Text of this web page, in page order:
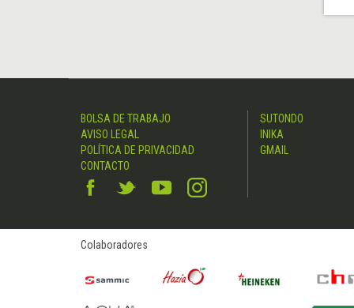
BOLSA DE TRABAJO
AVISO LEGAL
POLÍTICA DE PRIVACIDAD
CONTACTO
SUTONDO
INIKA
GMAIL
Colaboradores